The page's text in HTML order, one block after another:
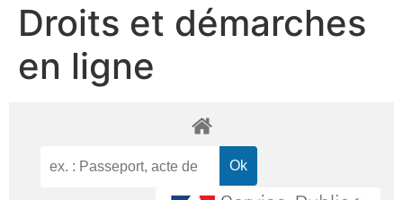
Droits et démarches
en ligne